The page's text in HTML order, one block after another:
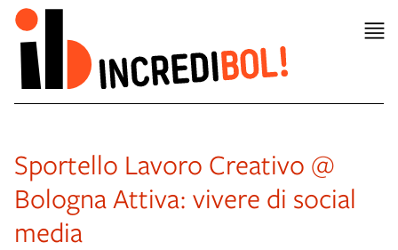
Sportello Lavoro Creativo @
Bologna Attiva: vivere di social
media